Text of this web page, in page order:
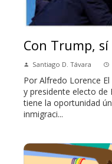
Con Trump, sí
Santiago D. Távara
Por Alfredo Lorence
y presidente electo de
tiene la oportunidad
inmigraci...